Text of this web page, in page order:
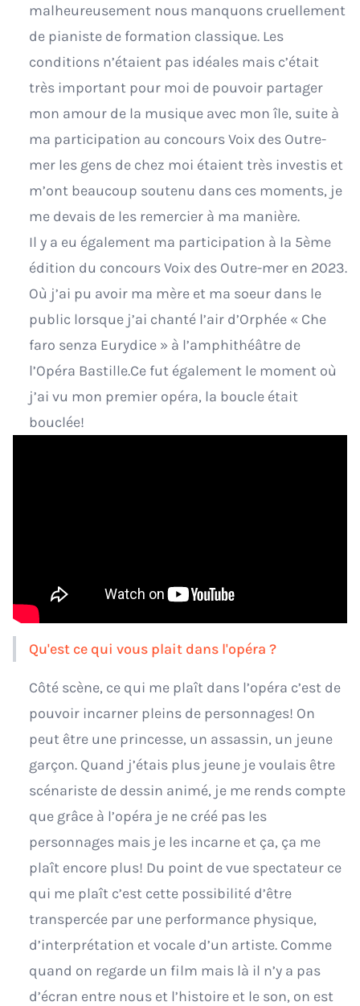
malheureusement nous manquons cruellement
de pianiste de formation classique. Les
conditions n’étaient pas idéales mais c’était
très important pour moi de pouvoir partager
mon amour de la musique avec mon île, suite à
ma participation au concours Voix des Outre-
mer les gens de chez moi étaient très investis et
m’ont beaucoup soutenu dans ces moments, je
me devais de les remercier à ma manière.
Il y a eu également ma participation à la 5ème
édition du concours Voix des Outre-mer en 2023.
Où j’ai pu avoir ma mère et ma soeur dans le
public lorsque j’ai chanté l’air d’Orphée « Che
faro senza Eurydice » à l’amphithéâtre de
l’Opéra Bastille.Ce fut également le moment où
j’ai vu mon premier opéra, la boucle était
bouclée!
Qu'est ce qui vous plait dans l'opéra ?
Côté scène, ce qui me plaît dans l’opéra c’est de
pouvoir incarner pleins de personnages! On
peut être une princesse, un assassin, un jeune
garçon. Quand j’étais plus jeune je voulais être
scénariste de dessin animé, je me rends compte
que grâce à l’opéra je ne créé pas les
personnages mais je les incarne et ça, ça me
plaît encore plus! Du point de vue spectateur ce
qui me plaît c’est cette possibilité d’être
transpercée par une performance physique,
d’interprétation et vocale d’un artiste. Comme
quand on regarde un film mais là il n’y a pas
d’écran entre nous et l’histoire et le son, on est